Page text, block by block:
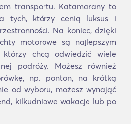
transportu. Katamarany to
tych, którzy cenią luksus i
Na koniec, dzięki
motorowe są najlepszym
chcą odwiedzić wiele
podróży. Możesz również
np. ponton, na krótką
od wyboru, możesz wynająć
kilkudniowe wakacje lub po